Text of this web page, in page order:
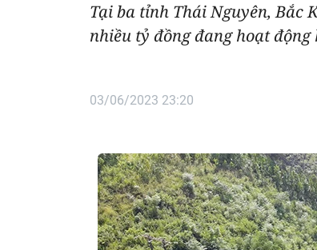
Tại ba tỉnh Thái Nguyên, Bắc
nhiều tỷ đồng đang hoạt
03/06/2023 23:20